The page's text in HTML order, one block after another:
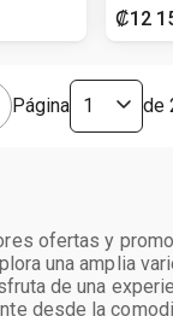
₡12
Página de
ofertas y
una amplia
de una
desde la